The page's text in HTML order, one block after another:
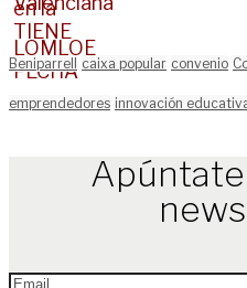
Beniparrell caixa popular convenio
emprendedores innovación